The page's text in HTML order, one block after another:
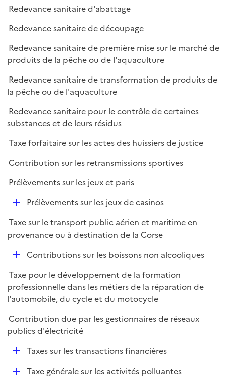
Redevance sanitaire d'abattage
Redevance sanitaire de découpage
Redevance sanitaire de première mise sur le marché de
produits de la pêche ou de l'aquaculture
Redevance sanitaire de transformation de produits de
la pêche ou de l'aquaculture
Redevance sanitaire pour le contrôle de certaines
substances et de leurs résidus
Taxe forfaitaire sur les actes des huissiers de justice
Contribution sur les retransmissions sportives
Prélèvements sur les jeux et paris
D
p
l
r
Prélèvements sur les jeux de casinos
Taxe sur le transport public aérien et maritime en
provenance ou à destination de la Corse
D
p
l
i
e
r
Contributions sur les boissons non alcooliques
Taxe pour le développement de la formation
professionnelle dans les métiers de la réparation de
l'automobile, du cycle et du motocycle
Contribution due par les gestionnaires de réseaux
publics d'électricité
DTaxes sur les transactions financières
DTaxe générale sur les activités polluantes